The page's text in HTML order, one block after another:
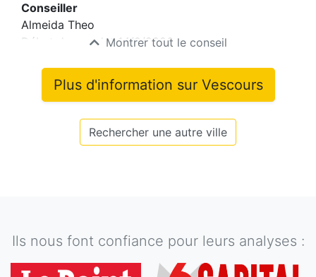
Conseiller
Almeida Theo
Début du mandat14/2/2026
Montrer tout le conseil
Plus d'information sur Vescours
Rechercher une autre ville
Ils nous font confiance pour leurs analyses :